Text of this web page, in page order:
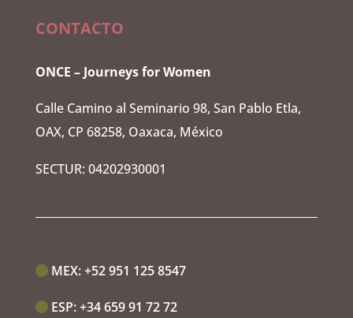
CONTACTO
ONCE – Journeys for Women
Calle Camino al Seminario 98, San Pablo Etla,
OAX, CP 68258, Oaxaca, México
SECTUR: 04202930001
MEX:‭+52 951 125 8547
ESP:‭+34 659 91 72 72